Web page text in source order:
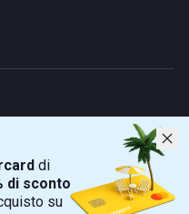
di
di sconto
su
48, 47923 Rimini (RN), IT -
registro delle imprese di Rimini
(RN), IT
+39 0541 772375